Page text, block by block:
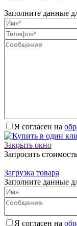
Заполните данные
Я согласен на
Закрыть окно
Запросить
Загрузка товара
Заполните данные
Я согласен на